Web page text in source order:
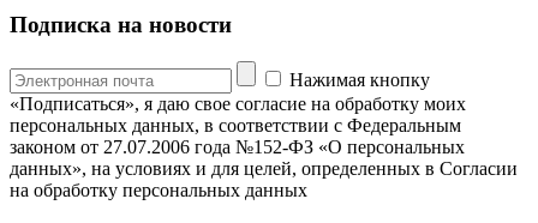
Подписка на новости
Нажимая кнопку
«Подписаться», я даю свое согласие на обработку моих
персональных данных, в соответствии с Федеральным
законом от 27.07.2006 года №152-ФЗ «О персональных
данных», на условиях и для целей, определенных в Согласии
на обработку персональных данных